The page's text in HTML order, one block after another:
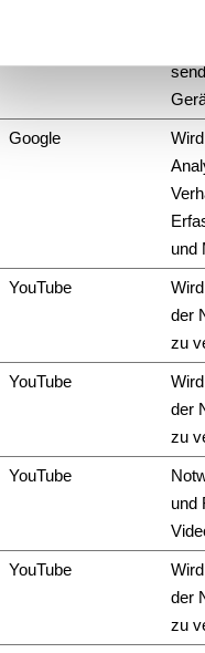
Google
und
YouTube
der
zu
YouTube
der
zu
YouTube
und
YouTube
der
zu